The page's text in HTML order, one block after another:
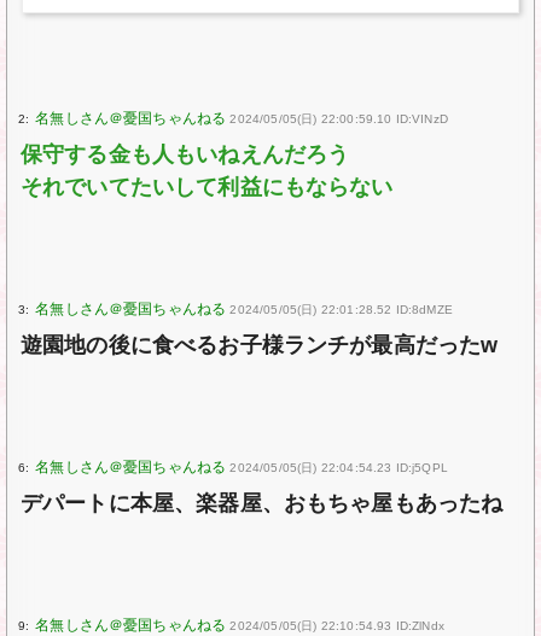
2: 2024/05/05(日) 22:00:59.10 ID:VINzD
保守する金も人もいねえんだろう
それでいてたいして利益にもならない
3: 2024/05/05(日) 22:01:28.52 ID:8dMZE
遊園地の後に食べるお子様ランチが最高だったw
6: 2024/05/05(日) 22:04:54.23 ID:j5QPL
デパートに本屋、楽器屋、おもちゃ屋もあったね
9: 2024/05/05(日) 22:10:54.93 ID:ZlNdx